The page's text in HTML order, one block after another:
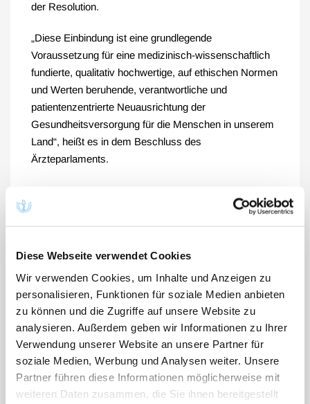
Diese Webseite verwendet Cookies
Wir verwenden Cookies, um Inhalte und Anzeigen zu
personalisieren, Funktionen für soziale Medien anbieten
zu können und die Zugriffe auf unsere Website zu
analysieren. Außerdem geben wir Informationen zu Ihrer
Verwendung unserer Website an unsere Partner für
soziale Medien, Werbung und Analysen weiter. Unsere
Partner führen diese Informationen möglicherweise mit
weiteren Daten zusammen, die Sie ihnen bereitgestellt
der Resolution.
„Diese Einbindung ist eine grundlegende
Voraussetzung für eine medizinisch-wissenschaftlich
fundierte, qualitativ hochwertige, auf ethischen Normen
und Werten beruhende, verantwortliche und
patientenzentrierte Neuausrichtung der
Gesundheitsversorgung für die Menschen in unserem
Land“, heißt es in dem Beschluss des
Ärzteparlaments.
Freiheit und Verantwortung in
der ärztlichen Profession im
Wortlaut:
"Der ärztliche Beruf ist [...] seiner Natur nach ein freier
Beruf." (§ 1 Abs. 2 BOÄ und § 1 Abs. 1 S. 2 und 3
MBO-Ä)
Ärztinnen und Ärzte üben unabhängig von Stellung und